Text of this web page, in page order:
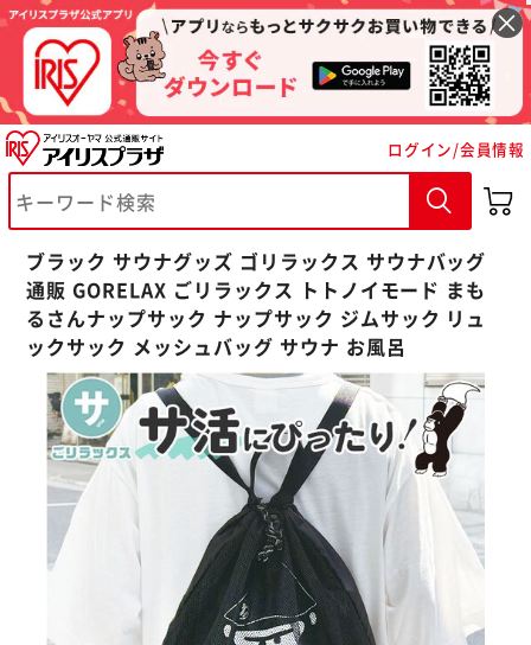
ログイン/会員情報
ブラック サウナグッズ ゴリラックス サウナバッグ
通販 GORELAX ごリラックス トトノイモード まも
るさんナップサック ナップサック ジムサック リュ
ックサック メッシュバッグ サウナ お風呂
※ご確認ください
カートに入れる 購入手続きへ